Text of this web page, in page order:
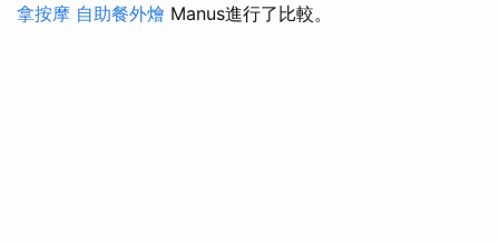
拿按摩 自助餐外燴 Manus進行了比較。